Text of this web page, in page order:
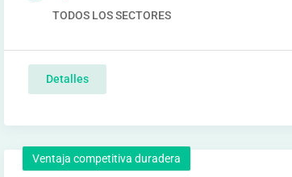
TODOS LOS SECTORES
Detalles
Ventaja competitiva duradera